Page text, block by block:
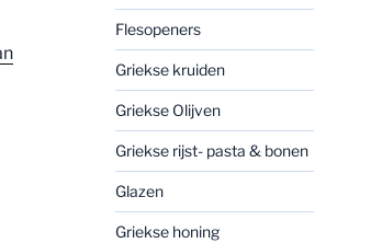
Flesopeners
Griekse kruiden
Griekse Olijven
Griekse rijst- pasta & bonen
Glazen
Griekse honing